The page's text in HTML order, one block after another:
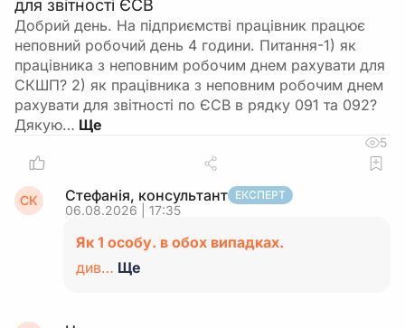
для звітності ЄСВ
Добрий день. На підприємстві працівник працює
неповний робочий день 4 години. Питання-1) як
працівника з неповним робочим днем рахувати для
СКШП? 2) як працівника з неповним робочим днем
рахувати для звітності по ЄСВ в рядку 091 та 092?
Дякую…
5
СК Стефанія, консультант ЕКСПЕРТ
06.08.2026 | 17:35
Як 1 особу. в обох випадках.
див… Ще